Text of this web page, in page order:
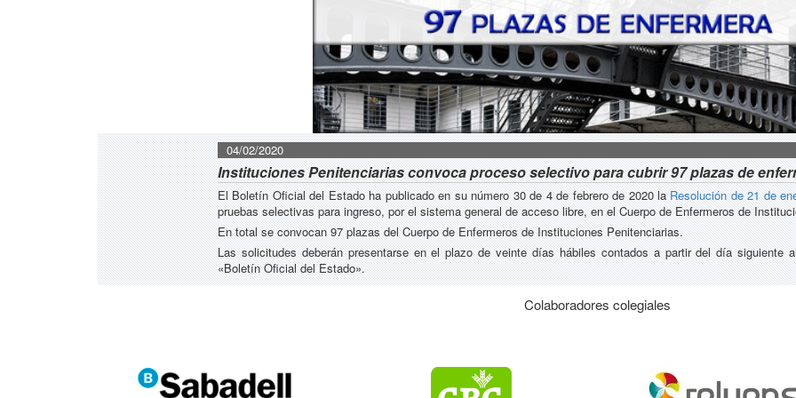
04/02/2020
Instituciones Penitenciarias convoca proceso selectivo para cubrir 97 plazas de
El Boletín Oficial del Estado ha publicado en su número 30 de 4 de febrero de 2020 la Resolución de 21 de
pruebas selectivas para ingreso, por el sistema general de acceso libre, en el Cuerpo de Enfermeros de
En total se convocan 97 plazas del Cuerpo de Enfermeros de Instituciones Penitenciarias.
Las solicitudes deberán presentarse en el plazo de veinte días hábiles contados a partir del día
«Boletín Oficial del Estado».
Colaboradores colegiales